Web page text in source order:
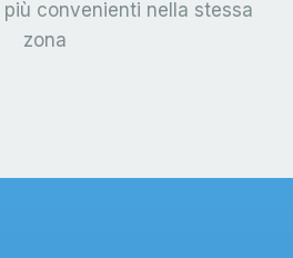
più convenienti nella stessa
zona